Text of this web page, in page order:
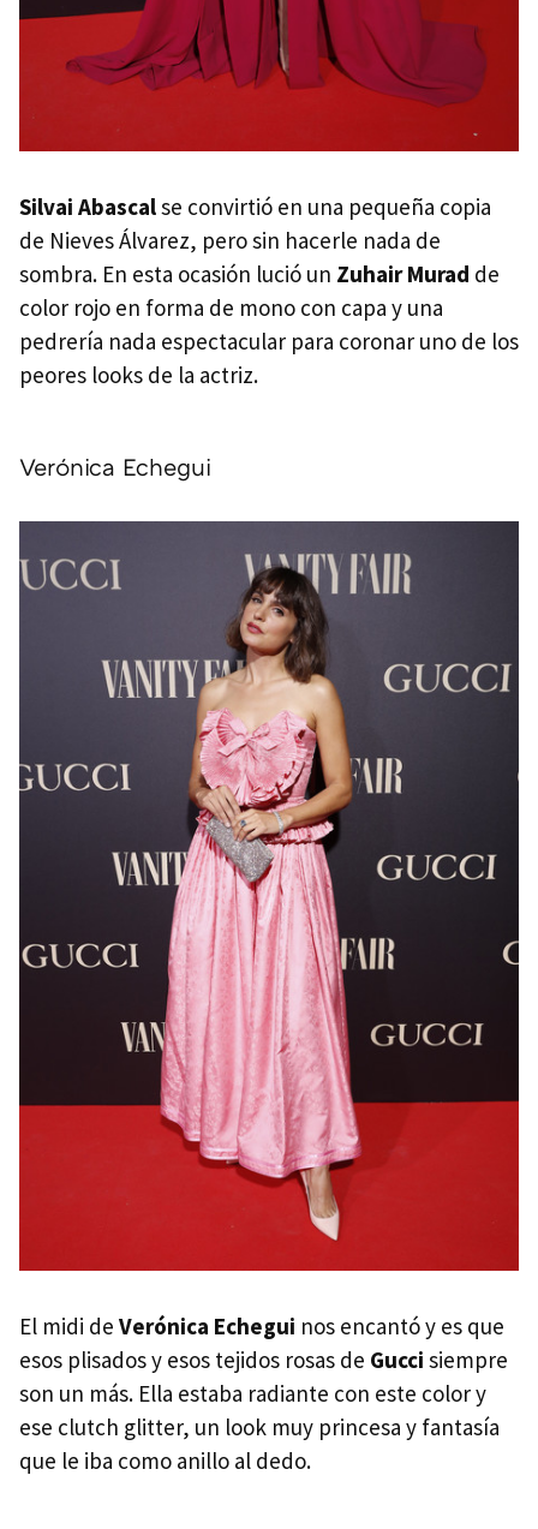
Silvai Abascalse convirtió en una pequeña copia
de Nieves Álvarez, pero sin hacerle nada de
sombra. En esta ocasión lució un Zuhair Murad de
color rojo en forma de mono con capa y una
pedrería nada espectacular para coronar uno de los
peores looks de la actriz.
Verónica Echegui
El midi de Verónica Echegui nos encantó y es que
esos plisados y esos tejidos rosas de Gucci siempre
son un más. Ella estaba radiante con este color y
ese clutch glitter, un look muy princesa y fantasía
que le iba como anillo al dedo.